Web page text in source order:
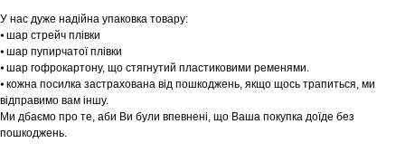
У нас дуже надійна упаковка товару:
⦁ шар стрейч плівки
⦁ шар пупирчатої плівки
⦁ шар гофрокартону, що стягнутий пластиковими ременями.
⦁ кожна посилка застрахована від пошкоджень, якщо щось трапиться, ми
відправимо вам іншу.
Ми дбаємо про те, аби Ви були впевнені, що Ваша покупка доїде без
пошкоджень.